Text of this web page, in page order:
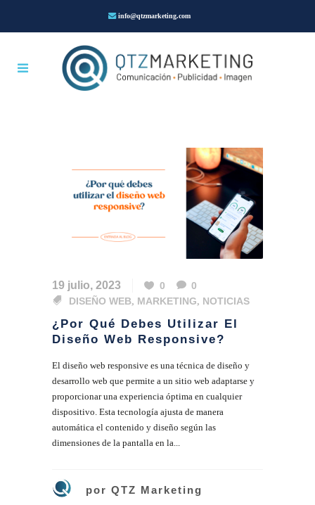
info@qtzmarketing.com
19 julio, 2023 0
0
DISEÑO WEB, MARKETING, NOTICIAS
¿Por Qué Debes Utilizar El
Diseño Web Responsive?
El diseño web responsive es una técnica de diseño y
desarrollo web que permite a un sitio web adaptarse y
proporcionar una experiencia óptima en cualquier
dispositivo. Esta tecnología ajusta de manera
automática el contenido y diseño según las
dimensiones de la pantalla en la...
por QTZ Marketing